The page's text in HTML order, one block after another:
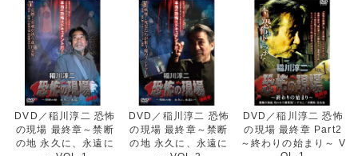
DVD／稲川淳二 恐怖
の現場 最終章～禁断
の地 永久に、永遠に
DVD／稲川淳二 恐怖
の現場 最終章～禁断
の地 永久に、永遠に
DVD／稲川淳二 恐怖
の現場 最終章 Part2
～終わりの始まり～ V